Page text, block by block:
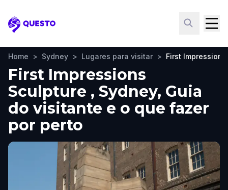
Questo
Home > Sydney > Lugares para visitar > First
First Impressions
Sculpture , Sydney, Guia
do visitante e o que fazer
por perto